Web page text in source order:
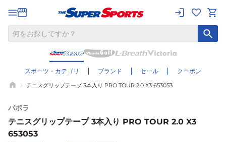
スポーツ・カテゴリ ブランド セール クーポン
テニスグリップテープ 3本入り PRO TOUR 2.0 X3 653053
バボラ
テニスグリップテープ 3本入り PRO TOUR 2.0 X3
653053